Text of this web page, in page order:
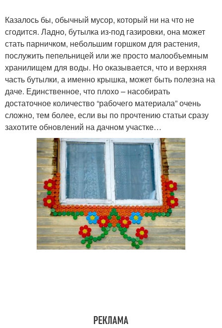
Казалось бы, обычный мусор, который ни на что не
сгодится. Ладно, бутылка из-под газировки, она может
стать парничком, небольшим горшком для растения,
послужить пепельницей или же просто малообъемным
хранилищем для воды. Но оказывается, что и верхняя
часть бутылки, а именно крышка, может быть полезна на
даче. Единственное, что плохо – насобирать
достаточное количество “рабочего материала” очень
сложно, тем более, если вы по прочтению статьи сразу
захотите обновлений на дачном участке…